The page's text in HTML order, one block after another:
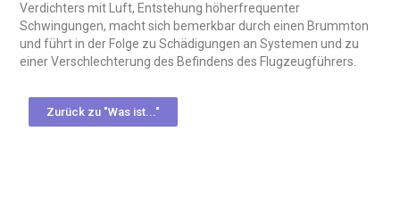
Verdichters mit Luft, Entstehung höherfrequenter
Schwingungen, macht sich bemerkbar durch einen Brummton
und führt in der Folge zu Schädigungen an Systemen und zu
einer Verschlechterung des Befindens des Flugzeugführers.
Zurück zu "Was ist..."